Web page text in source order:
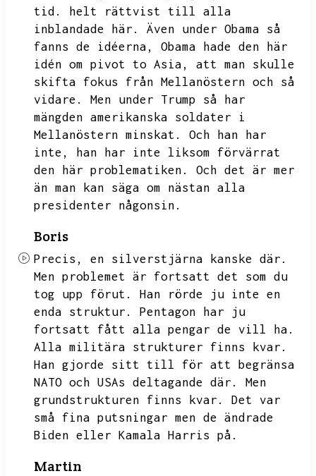
tid.
helt rättvist till alla
inblandade här.
Även under Obama så
fanns de idéerna,
Obama hade den här
idén om pivot to Asia,
att man skulle
skifta fokus från Mellanöstern och så
vidare.
Men under Trump så har
mängden amerikanska soldater i
Mellanöstern minskat.
Och han har
inte,
han har inte liksom förvärrat
den här problematiken.
Och det är mer
än man kan säga om nästan alla
presidenter någonsin.
Boris
Precis,
en silverstjärna kanske där.
Men problemet är fortsatt det som du
tog upp förut.
Han rörde ju inte en
enda struktur.
Pentagon har ju
fortsatt fått alla pengar de vill ha.
Alla militära strukturer finns kvar.
Han gjorde sitt till för att begränsa
NATO och USAs deltagande där.
Men
grundstrukturen finns kvar.
Det var
små fina putsningar men de ändrade
Biden eller Kamala Harris på.
Martin